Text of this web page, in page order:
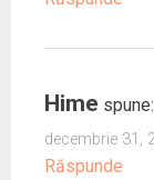
Hime spune:
decembrie 31,
Răspunde